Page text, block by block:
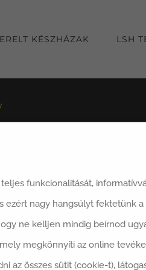
funkcionalitását,
ezért nagy hangsúlyt fektetünk
ne kelljen mindig beírnod
megkönnyíti az online
az összes sütit (cookie-t),
KÉSZHÁZAK LSH